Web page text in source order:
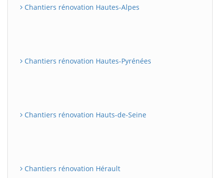
Chantiers rénovation Hautes-Alpes
Chantiers rénovation Hautes-Pyrénées
Chantiers rénovation Hauts-de-Seine
Chantiers rénovation Hérault